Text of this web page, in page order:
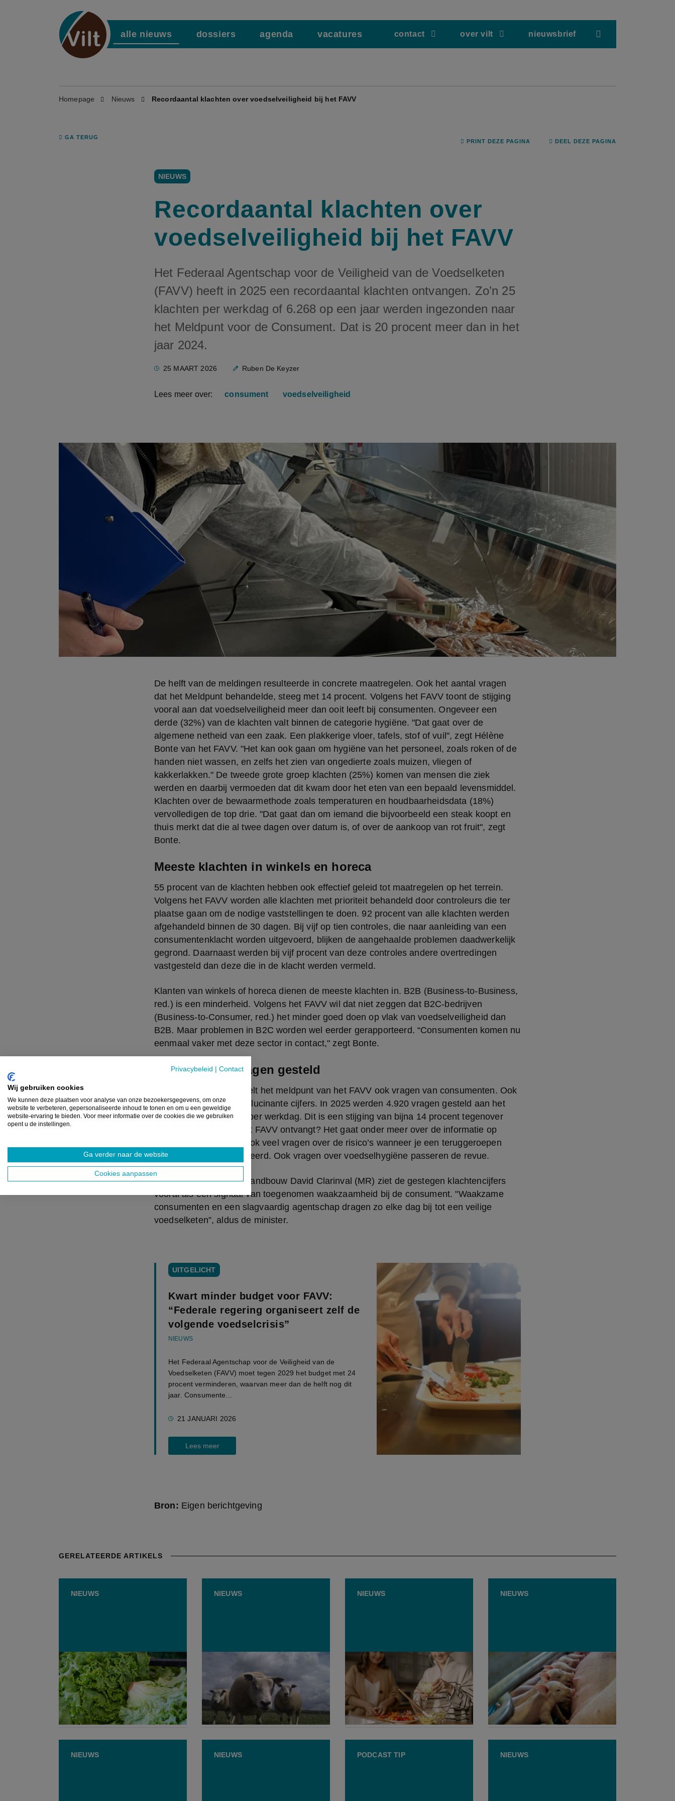
Privacybeleid Contact
Wij gebruiken cookies
We kunnen deze plaatsen voor analyse van onze bezoekersgegevens, om onze
website te verbeteren, gepersonaliseerde inhoud te tonen en om u een geweldige
website-ervaring te bieden. Voor meer informatie over de cookies die we gebruiken
opent u de instellingen.
Ga verder naar de website
Cookies aanpassen
alle nieuws dossiers agenda vacatures contact over vilt nieuwsbrief
Homepage Nieuws Recordaantal klachten over voedselveiligheid bij het FAVV
GA TERUG
PRINT DEZE PAGINA DEEL DEZE PAGINA
NIEUWS
Recordaantal klachten over
voedselveiligheid bij het FAVV
Het Federaal Agentschap voor de Veiligheid van de Voedselketen
(FAVV) heeft in 2025 een recordaantal klachten ontvangen. Zo’n 25
klachten per werkdag of 6.268 op een jaar werden ingezonden naar
het Meldpunt voor de Consument. Dat is 20 procent meer dan in het
jaar 2024.
25 MAART 2026 Ruben De Keyzer
Lees meer over: consument voedselveiligheid
De helft van de meldingen resulteerde in concrete maatregelen. Ook het aantal vragen
dat het Meldpunt behandelde, steeg met 14 procent. Volgens het FAVV toont de stijging
vooral aan dat voedselveiligheid meer dan ooit leeft bij consumenten. Ongeveer een
derde (32%) van de klachten valt binnen de categorie hygiëne. "Dat gaat over de
algemene netheid van een zaak. Een plakkerige vloer, tafels, stof of vuil", zegt Hélène
Bonte van het FAVV. "Het kan ook gaan om hygiëne van het personeel, zoals roken of de
handen niet wassen, en zelfs het zien van ongedierte zoals muizen, vliegen of
kakkerlakken." De tweede grote groep klachten (25%) komen van mensen die ziek
werden en daarbij vermoeden dat dit kwam door het eten van een bepaald levensmiddel.
Klachten over de bewaarmethode zoals temperaturen en houdbaarheidsdata (18%)
vervolledigen de top drie. "Dat gaat dan om iemand die bijvoorbeeld een steak koopt en
thuis merkt dat die al twee dagen over datum is, of over de aankoop van rot fruit", zegt
Bonte.
Meeste klachten in winkels en horeca
55 procent van de klachten hebben ook effectief geleid tot maatregelen op het terrein.
Volgens het FAVV worden alle klachten met prioriteit behandeld door controleurs die ter
plaatse gaan om de nodige vaststellingen te doen. 92 procent van alle klachten werden
afgehandeld binnen de 30 dagen. Bij vijf op tien controles, die naar aanleiding van een
consumentenklacht worden uitgevoerd, blijken de aangehaalde problemen daadwerkelijk
gegrond. Daarnaast werden bij vijf procent van deze controles andere overtredingen
vastgesteld dan deze die in de klacht werden vermeld.
Klanten van winkels of horeca dienen de meeste klachten in. B2B (Business-to-Business,
red.) is een minderheid. Volgens het FAVV wil dat niet zeggen dat B2C-bedrijven
(Business-to-Consumer, red.) het minder goed doen op vlak van voedselveiligheid dan
B2B. Maar problemen in B2C worden wel eerder gerapporteerd. “Consumenten komen nu
eenmaal vaker met deze sector in contact," zegt Bonte.
Recordaantal vragen gesteld
Naast klachten behandelt het meldpunt van het FAVV ook vragen van consumenten. Ook
hier spreken we van hallucinante cijfers. In 2025 werden 4.920 vragen gesteld aan het
FAVV, ofwel 20 vragen per werkdag. Dit is een stijging van bijna 14 procent tegenover
2024. De vragen die het FAVV ontvangt? Het gaat onder meer over de informatie op
etiketten, maar er zijn ook veel vragen over de risico’s wanneer je een teruggeroepen
product hebt geconsumeerd. Ook vragen over voedselhygiëne passeren de revue.
Federaal minister van Landbouw David Clarinval (MR) ziet de gestegen klachtencijfers
vooral als een signaal van toegenomen waakzaamheid bij de consument. "Waakzame
consumenten en een slagvaardig agentschap dragen zo elke dag bij tot een veilige
voedselketen”, aldus de minister.
UITGELICHT
Kwart minder budget voor FAVV:
“Federale regering organiseert zelf de
volgende voedselcrisis”
NIEUWS
Het Federaal Agentschap voor de Veiligheid van de
Voedselketen (FAVV) moet tegen 2029 het budget met 24
procent verminderen, waarvan meer dan de helft nog dit
jaar. Consumente...
21 JANUARI 2026
Lees meer
Bron: Eigen berichtgeving
GERELATEERDE ARTIKELS
NIEUWS
Grootste diarree-uitbraak ooit
in de VS gelinkt aan besmette
salade
4 AUGUSTUS 2026
NIEUWS
Kinderboerderij moet toch
sluiten door mogelijke STEC-
besmetting
20 JULI 2026
NIEUWS
Jongeren gooien fors vaker
eten weg dan 55-plussers
30 JUNI 2026
NIEUWS
FAVV blikt terug op 2025:
dierengezondheid gaat erop
vooruit, fraude blijft opduiken
22 JUNI 2026
NIEUWS NIEUWS PODCAST TIP NIEUWS